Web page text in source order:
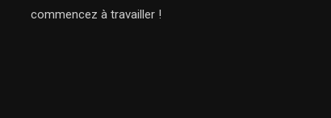
commencez à travailler !